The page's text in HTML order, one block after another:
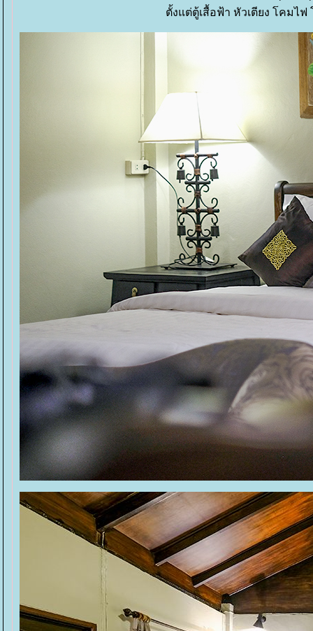
ตั้งแต่ตู้เสื้อฟ้า หัวเตียง โคมไ